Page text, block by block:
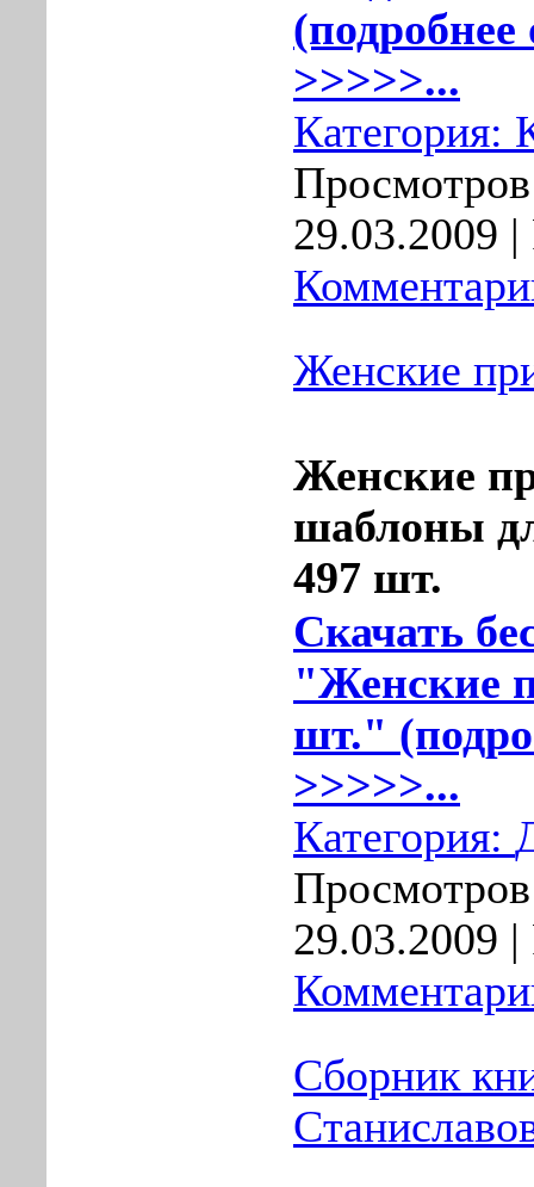
(подробнее
>>>>>...
Категория:
29.03.2009 |
Женские
Женские
шаблоны
497 шт.
Скачать
"Женские
шт."
>>>>>...
Категория:
29.03.2009 |
Сборник